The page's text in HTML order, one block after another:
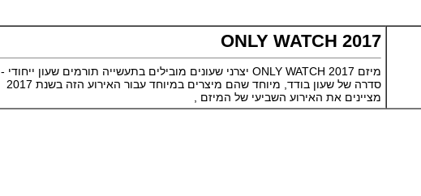
ONLY WATCH 2017
מיזם ONLY WATCH 2017 יצרני שעונים מובילים בתעשייה תורמים שעון ייחודי -
סדרה של שעון בודד, מיוחד שהם מיצרים במיוחד עבור האירוע הזה בשנת 2017
מציינים את האירוע השביעי של המיזם ,